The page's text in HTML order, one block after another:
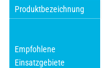
Produktbezeichnung
Empfohlene
Einsatzgebiete